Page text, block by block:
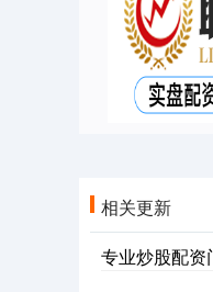
相关更新
专业炒股配资